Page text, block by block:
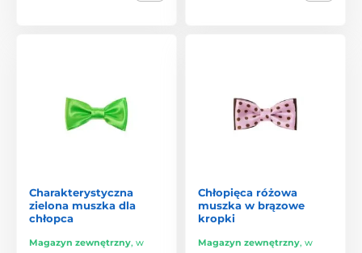
Charakterystyczna
zielona muszka dla
chłopca
Magazyn zewnętrzny, w
Chłopięca różowa
muszka w brązowe
kropki
Magazyn zewnętrzny, w